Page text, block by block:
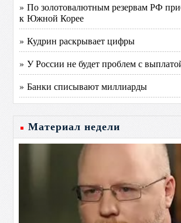
» По золотовалютным резервам РФ
к Южной Корее
» Кудрин раскрывает цифры
» У России не будет проблем с
» Банки списывают миллиарды
Материал недели